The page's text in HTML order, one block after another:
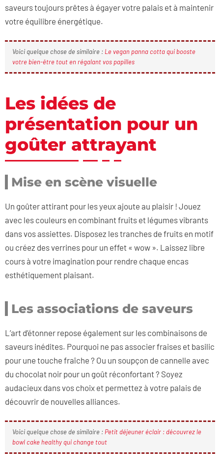
saveurs toujours prêtes à égayer votre palais et à maintenir
votre équilibre énergétique.
Voici quelque chose de similaire : Le vegan panna cotta qui booste
votre bien-être tout en régalant vos papilles
Les idées de
présentation pour un
goûter attrayant
Mise en scène visuelle
Un goûter attirant pour les yeux ajoute au plaisir ! Jouez
avec les couleurs en combinant fruits et légumes vibrants
dans vos assiettes. Disposez les tranches de fruits en motif
ou créez des verrines pour un effet « wow ». Laissez libre
cours à votre imagination pour rendre chaque encas
esthétiquement plaisant.
Les associations de saveurs
L’art d’étonner repose également sur les combinaisons de
saveurs inédites. Pourquoi ne pas associer fraises et basilic
pour une touche fraîche ? Ou un soupçon de cannelle avec
du chocolat noir pour un goût réconfortant ? Soyez
audacieux dans vos choix et permettez à votre palais de
découvrir de nouvelles alliances.
Voici quelque chose de similaire : Petit déjeuner éclair : découvrez le
bowl cake healthy qui change tout